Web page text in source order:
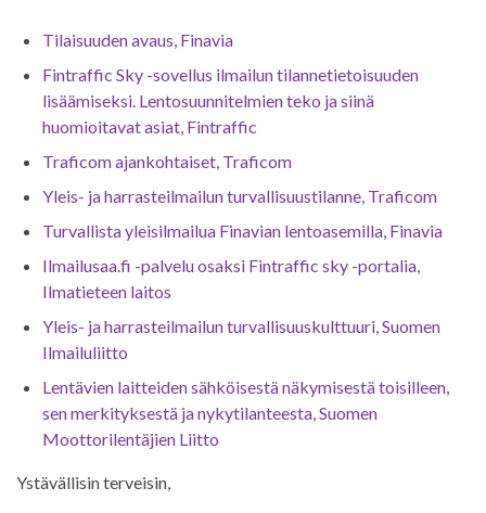
Tilaisuuden avaus, Finavia
Fintraffic Sky -sovellus ilmailun tilannetietoisuuden
lisäämiseksi. Lentosuunnitelmien teko ja siinä
huomioitavat asiat, Fintraffic
Traficom ajankohtaiset, Traficom
Yleis- ja harrasteilmailun turvallisuustilanne, Traficom
Turvallista yleisilmailua Finavian lentoasemilla, Finavia
Ilmailusaa.fi -palvelu osaksi Fintraffic sky -portalia,
Ilmatieteen laitos
Yleis- ja harrasteilmailun turvallisuuskulttuuri, Suomen
Ilmailuliitto
Lentävien laitteiden sähköisestä näkymisestä toisilleen,
sen merkityksestä ja nykytilanteesta, Suomen
Moottorilentäjien Liitto
Ystävällisin terveisin,